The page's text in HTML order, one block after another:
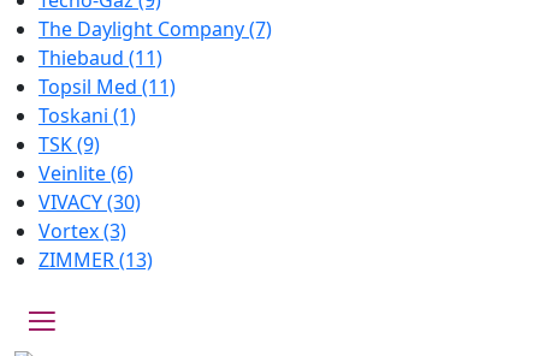
The Daylight Company(7)
Thiebaud (11)
Topsil Med (11)
Toskani (1)
TSK(9)
Veinlite(6)
VIVACY(30)
Vortex(3)
ZIMMER(13)